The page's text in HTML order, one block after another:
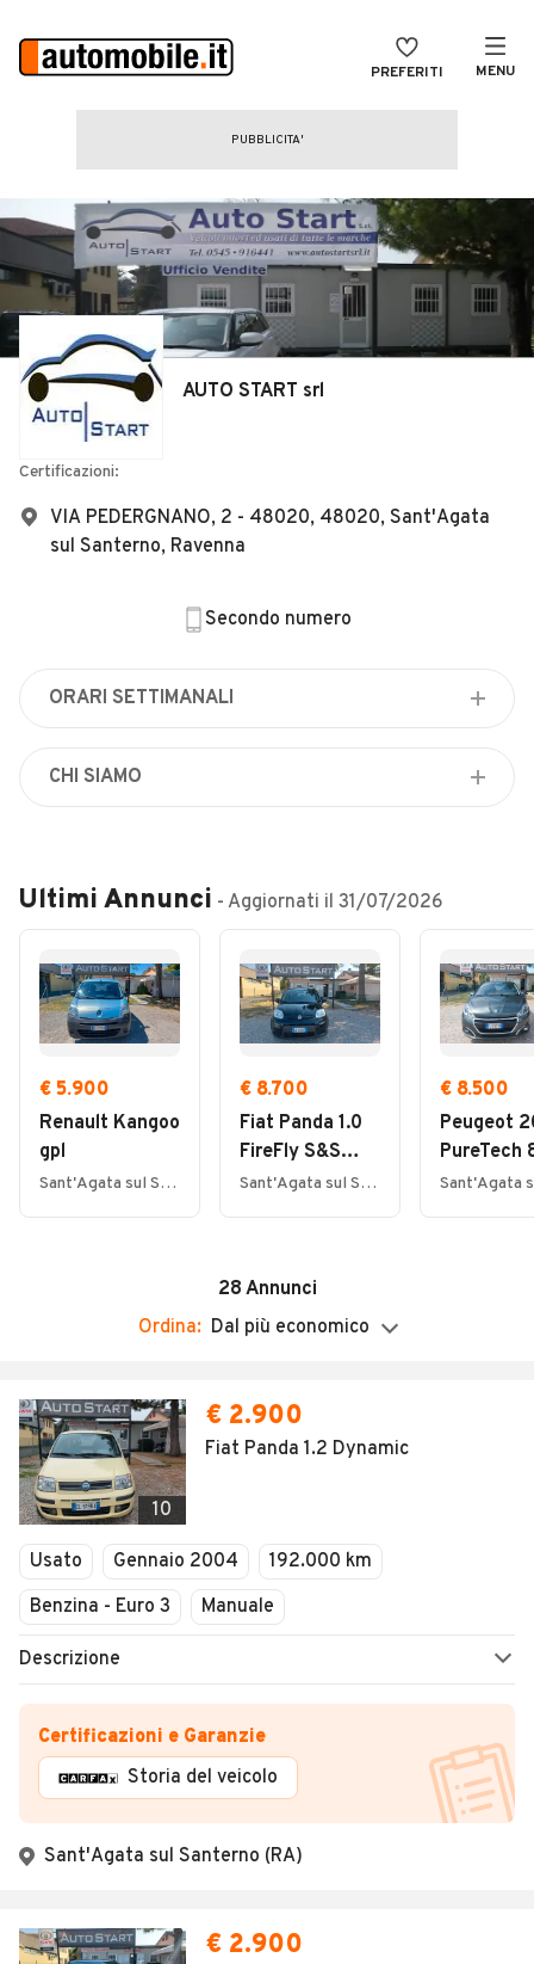
PREFERITI MENU
CERCA
Auto usate
Auto Km 0
Auto Nuove
Noleggio a lungo termine
Auto d'epoca
Moto
Veicoli Commerciali
MAGAZINE
ACCEDI
AUTO START srl
Certificazioni:
VIA PEDERGNANO, 2 - 48020, 48020, Sant'Agata
sul Santerno, Ravenna
Secondo numero
ORARI SETTIMANALI
Chiuso
Martedì
Chiuso
Giovedì
Chiuso
Venerdì
Chiuso
Chiuso
Domenica
Chiuso
CHI SIAMO
Ultimi Annunci - Aggiornati il 31/07/2026
€ 5.900
Renault Kangoo
gpl
Sant'Agata sul Santerno (RA)
€ 8.700
Fiat Panda 1.0
FireFly S&S
Hybrid
Sant'Agata sul Santerno (RA)
€ 8.500
Peugeot
PureTech
porte
28 Annunci
Ordina: Dal più economico
10
€ 2.900
Fiat Panda 1.2 Dynamic
Usato Gennaio 2004
192.000 km
Benzina - Euro 3
Manuale
Descrizione
Certificazioni e Garanzie
Storia del veicolo
Sant'Agata sul Santerno (RA)
€ 2.900